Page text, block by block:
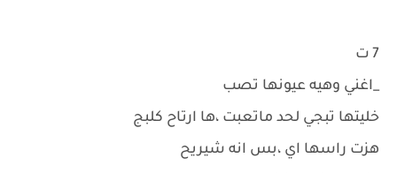
7 ت
_اغني وهيه عيونها تصب
خليتها تبجي لحد ماتعبت ،ها ارتاح كلبج
هزت راسها اي ،بس انه شيريح